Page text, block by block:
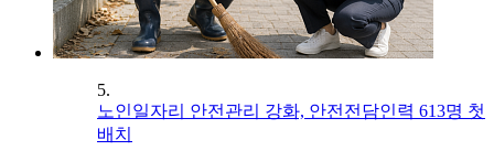
5.
노인일자리 안전관리 강화, 안전전담인력 613명 첫
배치